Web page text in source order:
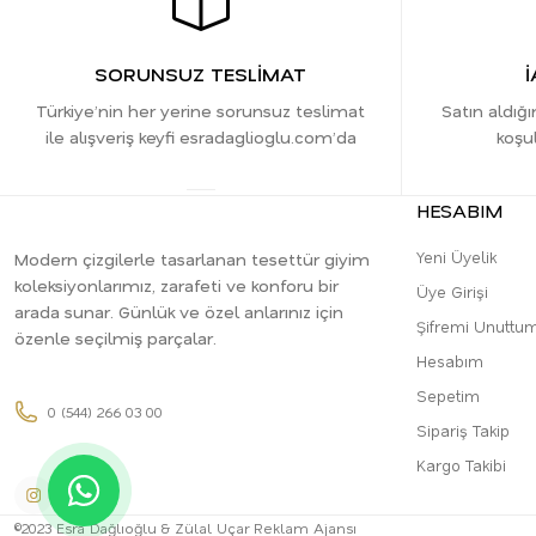
SORUNSUZ TESLİMAT
Türkiye’nin her yerine sorunsuz teslimat
ile alışveriş keyfi esradaglioglu.com’da
Satın
Modern çizgilerle tasarlanan tesettür giyim
koleksiyonlarımız, zarafeti ve konforu bir
arada sunar. Günlük ve özel anlarınız için
özenle seçilmiş parçalar.
0 (544) 266 03 00
HESABIM
Yeni Üyelik
Üye Girişi
Şifremi
Hesabım
Sepetim
Sipariş Takip
Kargo Takibi
©2023 Esra Dağlıoğlu & Zülal Uçar Reklam Ajansı